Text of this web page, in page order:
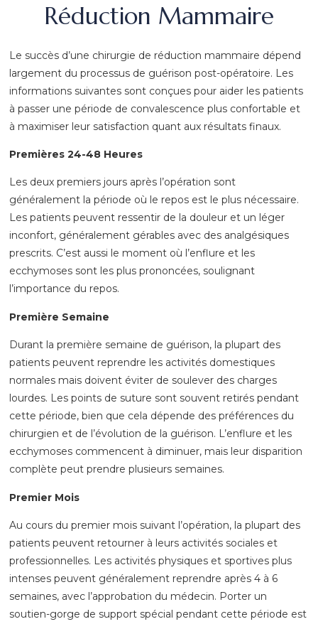
Réduction Mammaire
Le succès d’une chirurgie de réduction mammaire dépend
largement du processus de guérison post-opératoire. Les
informations suivantes sont conçues pour aider les patients
à passer une période de convalescence plus confortable et
à maximiser leur satisfaction quant aux résultats finaux.
Premières 24-48 Heures
Les deux premiers jours après l’opération sont
généralement la période où le repos est le plus nécessaire.
Les patients peuvent ressentir de la douleur et un léger
inconfort, généralement gérables avec des analgésiques
prescrits. C’est aussi le moment où l’enflure et les
ecchymoses sont les plus prononcées, soulignant
l’importance du repos.
Première Semaine
Durant la première semaine de guérison, la plupart des
patients peuvent reprendre les activités domestiques
normales mais doivent éviter de soulever des charges
lourdes. Les points de suture sont souvent retirés pendant
cette période, bien que cela dépende des préférences du
chirurgien et de l’évolution de la guérison. L’enflure et les
ecchymoses commencent à diminuer, mais leur disparition
complète peut prendre plusieurs semaines.
Premier Mois
Au cours du premier mois suivant l’opération, la plupart des
patients peuvent retourner à leurs activités sociales et
professionnelles. Les activités physiques et sportives plus
intenses peuvent généralement reprendre après 4 à 6
semaines, avec l’approbation du médecin. Porter un
soutien-gorge de support spécial pendant cette période est